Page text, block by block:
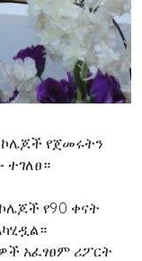
የጀመሩትን
የ90 ቀናት
አፈፃፀም ሪፖርት